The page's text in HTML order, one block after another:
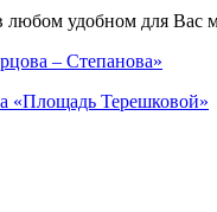
удобном для Вас
– Степанова»
«Площадь Терешковой»